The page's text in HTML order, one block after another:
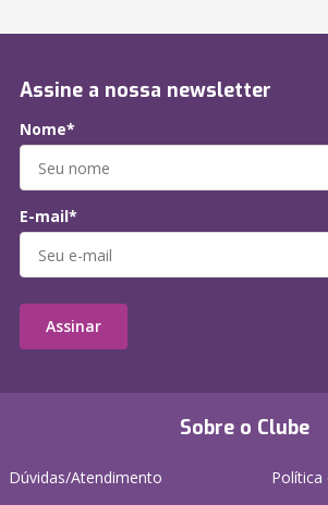
Sobre o Clube
Dúvidas/Atendimento
Política
Assine a nossa newsletter
Nome*
E-mail*
Assinar